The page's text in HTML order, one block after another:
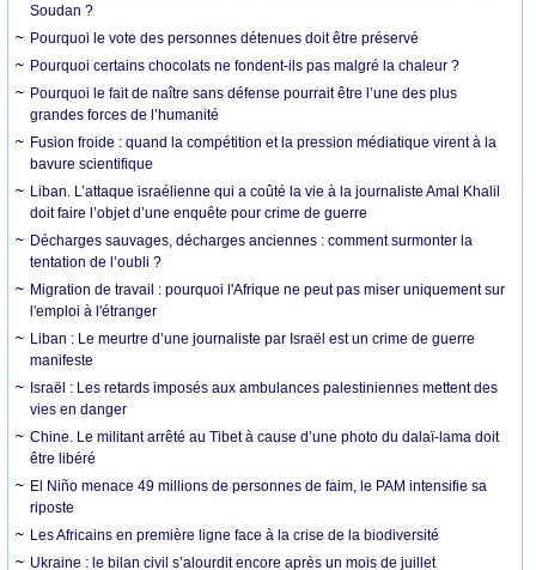
Soudan ?
Pourquoi le vote des personnes détenues doit être préservé
Pourquoi certains chocolats ne fondent-ils pas malgré la chaleur ?
Pourquoi le fait de naître sans défense pourrait être l’une des plus
grandes forces de l’humanité
Fusion froide : quand la compétition et la pression médiatique virent à la
bavure scientifique
Liban. L’attaque israélienne qui a coûté la vie à la journaliste Amal Khalil
doit faire l’objet d’une enquête pour crime de guerre
Décharges sauvages, décharges anciennes : comment surmonter la
tentation de l’oubli ?
Migration de travail : pourquoi l'Afrique ne peut pas miser uniquement sur
l'emploi à l'étranger
Liban : Le meurtre d’une journaliste par Israël est un crime de guerre
manifeste
Israël : Les retards imposés aux ambulances palestiniennes mettent des
vies en danger
Chine. Le militant arrêté au Tibet à cause d’une photo du dalaï-lama doit
être libéré
El Niño menace 49 millions de personnes de faim, le PAM intensifie sa
riposte
Les Africains en première ligne face à la crise de la biodiversité
Ukraine : le bilan civil s’alourdit encore après un mois de juillet